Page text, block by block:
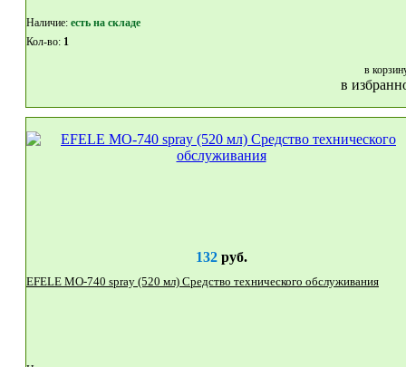
Наличие: eсть на складе
Кол-во: 1
в
в
132руб.
EFELE MO-740 spray (520 мл) Средство технического обслуживания